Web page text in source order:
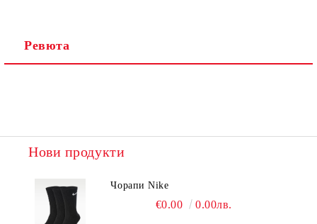
Ревюта
Нови продукти
Чорапи Nike
€0.00 0.00лв.